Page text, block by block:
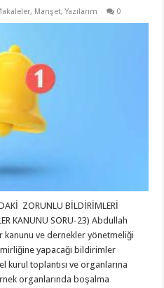
, Manşet,Yazılarım 0
ZORUNLU BİLDİRİMLERİ
KANUNU SORU-23) Abdullah
kanunu ve dernekler yönetmeliği
yapacağı bildirimler
kurul toplantısı ve organlarına
organlarında boşalma